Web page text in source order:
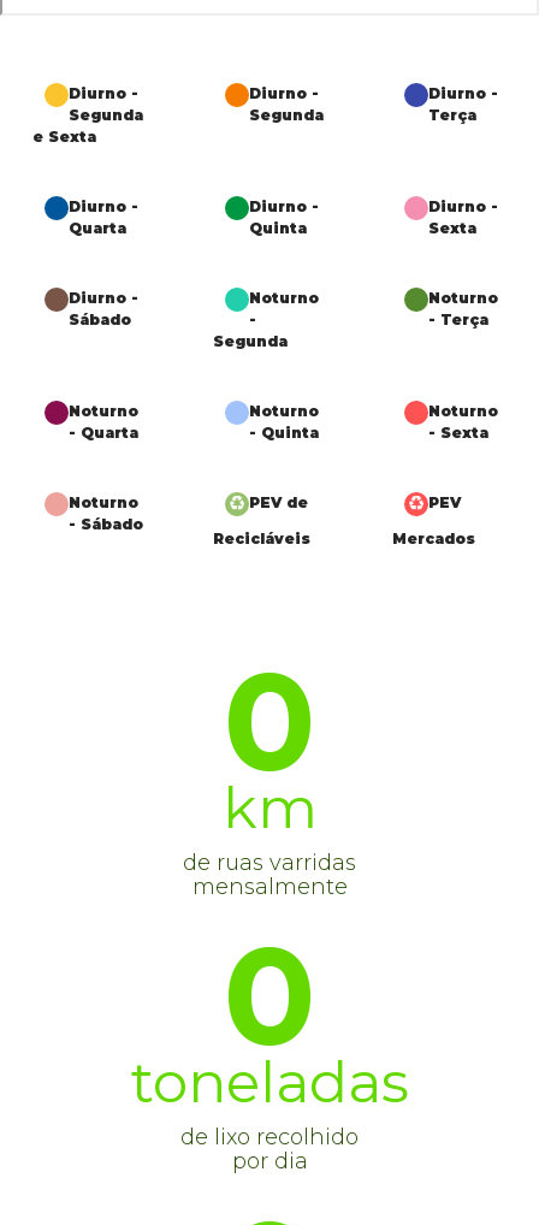
Diurno -
Segunda
e Sexta
Diurno -
Segunda
Diurno -
Terça
Diurno -
Quarta
Diurno -
Quinta
Diurno -
Sexta
Diurno -
Sábado
Noturno
-
Segunda
Noturno
- Terça
Noturno
- Quarta
Noturno
- Quinta
Noturno
- Sexta
Noturno
- Sábado
PEV de
Recicláveis
PEV
Mercados
0
km
de ruas varridas
mensalmente
0
toneladas
de lixo recolhido
por dia